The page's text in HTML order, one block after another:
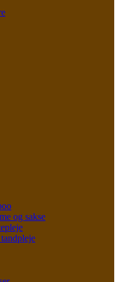
og sakse